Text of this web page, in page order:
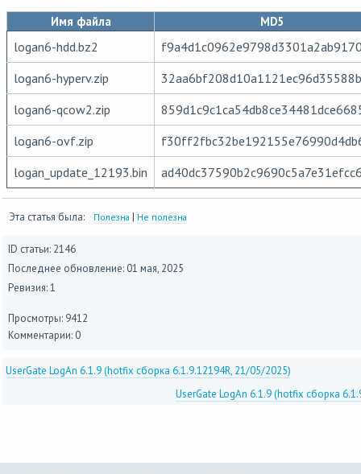
Имя файла MD5
logan6-hdd.bz2
logan6-hyperv.zip
logan6-qcow2.zip
logan6-ovf.zip
logan_update_12193.bin
Эта статья была: Полезна | Не полезна
ID статьи: 2146
Последнее обновление: 01 мая, 2025
Ревизия: 1
Просмотры: 9412
Комментарии: 0
UserGate LogAn 6.1.9 (hotfix сборка 6.1.9.12194R, 21/05/2025)
UserGate LogAn 6.1.9 (hotfix сборка